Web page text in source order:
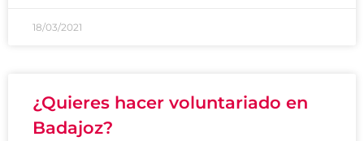
18/03/2021
¿Quieres hacer voluntariado en
Badajoz?